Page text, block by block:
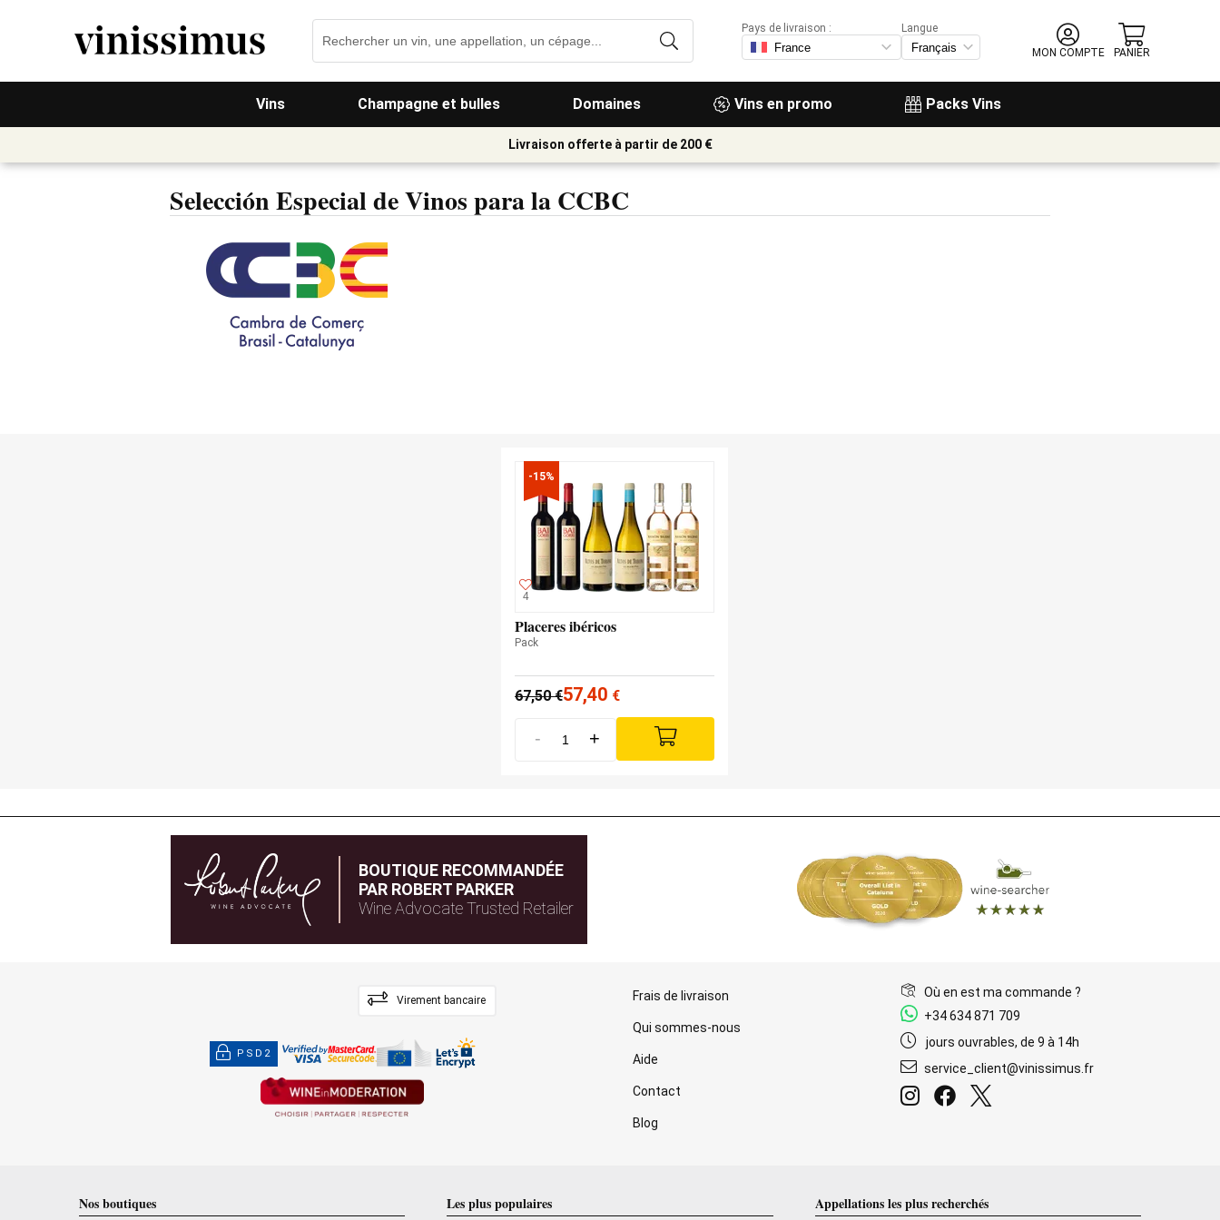
Vins Champagne et bulles Domaines Vins en promo Packs Vins
Pays de livraison :
Langue
MON COMPTE
PANIER
Livraison offerte à partir de 200 €
Selección Especial de Vinos para la CCBC
-15%
4
Placeres ibéricos
Pack
67,50€57,40 €
- +
BOUTIQUE RECOMMANDÉE
PAR ROBERT PARKER
Wine Advocate Trusted Retailer
Virement bancaire
PSD2
Frais de livraison
Qui sommes-nous
Aide
Contact
Blog
Où en est ma commande ?
+34 634 871 709
jours ouvrables, de 9 à 14h
service_client@vinissimus.fr
Nos boutiques Les plus populaires Appellations les plus recherchés